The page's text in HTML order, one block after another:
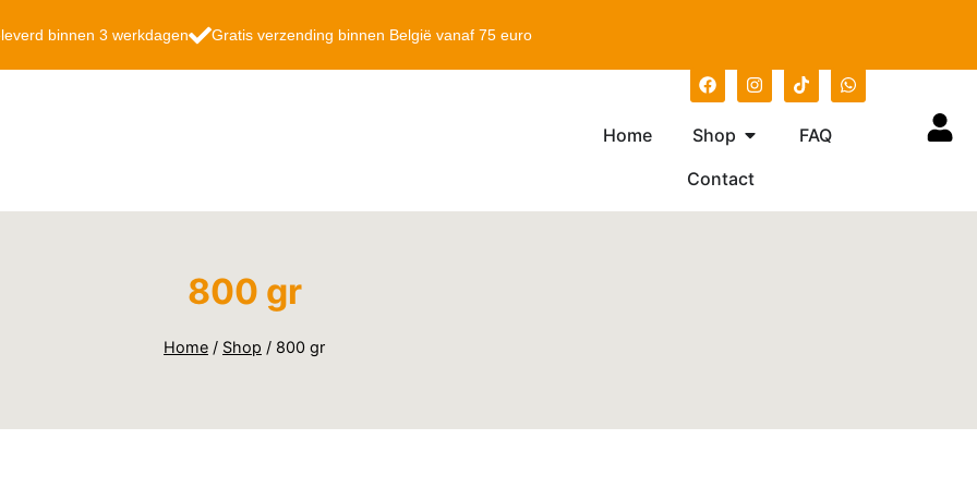
binnen 3 werkdagen Gratis verzending binnen België vanaf 75 euro
Home Shop
FAQ
Contact
800 gr
Home / Shop / 800 gr